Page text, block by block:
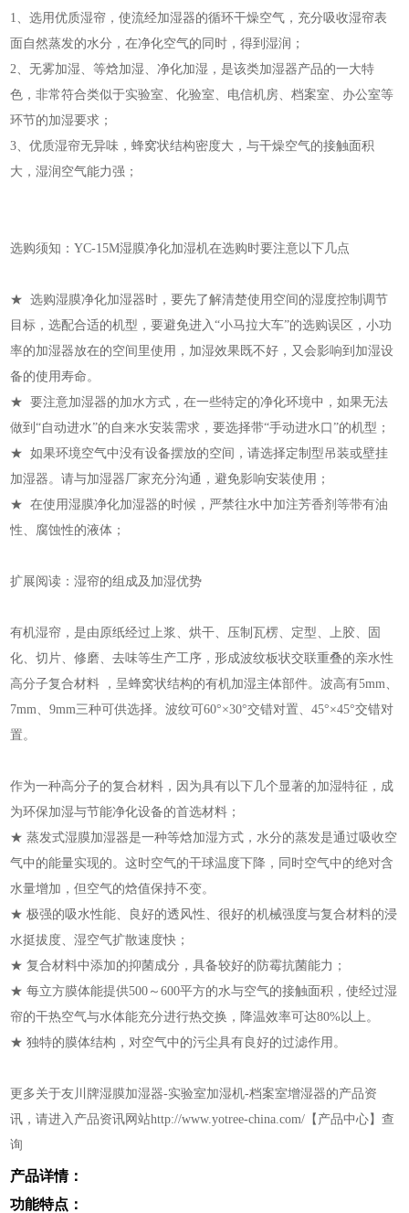
1、选用优质湿帘，使流经加湿器的循环干燥空气，充分吸收湿帘表
面自然蒸发的水分，在净化空气的同时，得到湿润；
2、无雾加湿、等焓加湿、净化加湿，是该类加湿器产品的一大特
色，非常符合类似于实验室、化验室、电信机房、档案室、办公室等
环节的加湿要求；
3、优质湿帘无异味，蜂窝状结构密度大，与干燥空气的接触面积
大，湿润空气能力强；
选购须知：YC-15M湿膜净化加湿机在选购时要注意以下几点
★ 选购湿膜净化加湿器时，要先了解清楚使用空间的湿度控制调节
目标，选配合适的机型，要避免进入“小马拉大车”的选购误区，小功
率的加湿器放在的空间里使用，加湿效果既不好，又会影响到加湿设
备的使用寿命。
★ 要注意加湿器的加水方式，在一些特定的净化环境中，如果无法
做到“自动进水”的自来水安装需求，要选择带“手动进水口”的机型；
★ 如果环境空气中没有设备摆放的空间，请选择定制型吊装或壁挂
加湿器。请与加湿器厂家充分沟通，避免影响安装使用；
★ 在使用湿膜净化加湿器的时候，严禁往水中加注芳香剂等带有油
性、腐蚀性的液体；
扩展阅读：湿帘的组成及加湿优势
有机湿帘，是由原纸经过上浆、烘干、压制瓦楞、定型、上胶、固
化、切片、修磨、去味等生产工序，形成波纹板状交联重叠的亲水性
高分子复合材料 ，呈蜂窝状结构的有机加湿主体部件。波高有5mm、
7mm、9mm三种可供选择。波纹可60°×30°交错对置、45°×45°交错对
置。
作为一种高分子的复合材料，因为具有以下几个显著的加湿特征，成
为环保加湿与节能净化设备的首选材料；
★ 蒸发式湿膜加湿器是一种等焓加湿方式，水分的蒸发是通过吸收空
气中的能量实现的。这时空气的干球温度下降，同时空气中的绝对含
水量增加，但空气的焓值保持不变。
★ 极强的吸水性能、良好的透风性、很好的机械强度与复合材料的浸
水挺拔度、湿空气扩散速度快；
★ 复合材料中添加的抑菌成分，具备较好的防霉抗菌能力；
★ 每立方膜体能提供500～600平方的水与空气的接触面积，使经过湿
帘的干热空气与水体能充分进行热交换，降温效率可达80%以上。
★ 独特的膜体结构，对空气中的污尘具有良好的过滤作用。
更多关于友川牌湿膜加湿器-实验室加湿机-档案室增湿器的产品资
讯，请进入产品资讯网站http://www.yotree-china.com/【产品中心】查
询
产品详情：
功能特点：